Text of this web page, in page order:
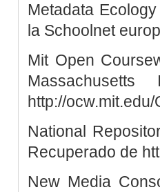
Metadata
la Schoolnet
Mit Open
http://
National
Recuperado de
New Media